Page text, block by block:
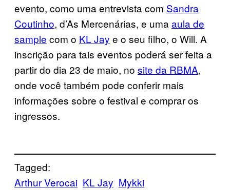
evento, como uma entrevista com Sandra
Coutinho, d’As Mercenárias, e uma aula de
sample com o KL Jay e o seu filho, o Will. A
inscrição para tais eventos poderá ser feita a
partir do dia 23 de maio, no site da RBMA,
onde você também pode conferir mais
informações sobre o festival e comprar os
ingressos.
Tagged:
Arthur Verocai KL Jay Mykki